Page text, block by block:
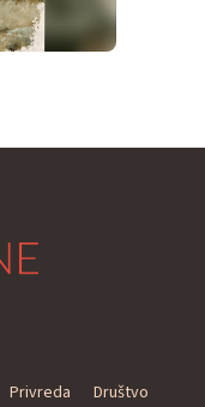
Privreda Društvo